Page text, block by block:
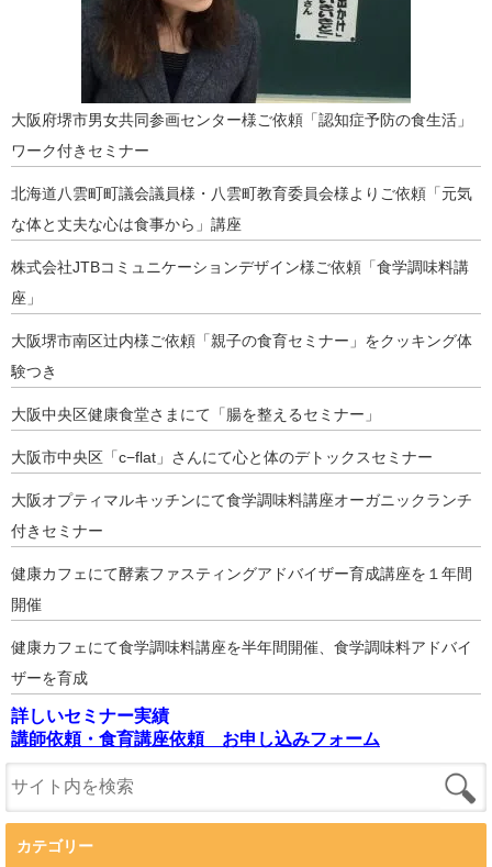
大阪府堺市男女共同参画センター様ご依頼「認知症予防の食生活」
ワーク付きセミナー
北海道八雲町町議会議員様・八雲町教育委員会様よりご依頼「元気
な体と丈夫な心は食事から」講座
株式会社JTBコミュニケーションデザイン様ご依頼「食学調味料講
座」
大阪堺市南区辻内様ご依頼「親子の食育セミナー」をクッキング体
験つき
大阪中央区健康食堂さまにて「腸を整えるセミナー」
大阪市中央区「c−flat」さんにて心と体のデトックスセミナー
大阪オプティマルキッチンにて食学調味料講座オーガニックランチ
付きセミナー
健康カフェにて酵素ファスティングアドバイザー育成講座を１年間
開催
健康カフェにて食学調味料講座を半年間開催、食学調味料アドバイ
ザーを育成
詳しいセミナー実績
講師依頼・食育講座依頼 お申し込みフォーム
カテゴリー